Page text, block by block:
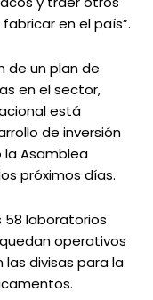
en el país”.
de un plan de
en el sector,
está
de inversión
Asamblea
próximos días.
58 laboratorios
operativos
las divisas para la